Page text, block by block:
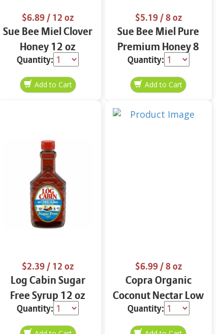
$6.89/ 12 oz
Sue Bee Miel Clover
Honey 12 oz
Quantity:
$5.19/ 8 oz
Sue Bee Miel Pure
Premium Honey 8
oz
Quantity:
$2.39/ 12 oz
Log Cabin Sugar
Free Syrup 12 oz
Quantity:
$6.99/ 8 oz
Copra Organic
Coconut Nectar Low
Glycemic
Sweetener 15.5 oz
Quantity: